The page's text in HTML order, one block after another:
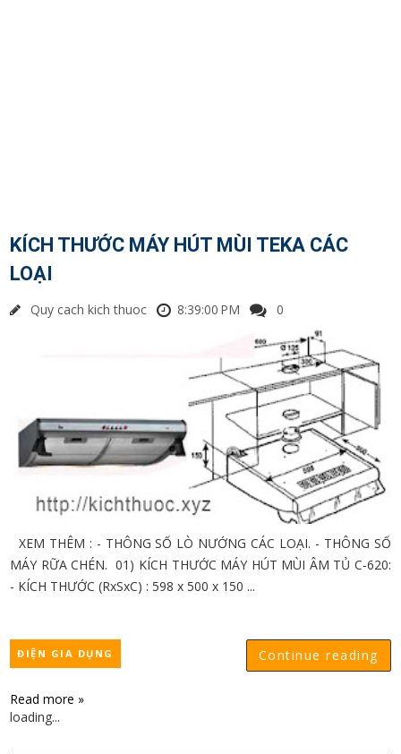
KÍCH THƯỚC MÁY HÚT MÙI TEKA CÁC
LOẠI
Quy cach kich thuoc 8:39:00 PM 0
XEM THÊM : - THÔNG SỐ LÒ NƯỚNG CÁC LOẠI. - THÔNG SỐ
MÁY RỮA CHÉN. 01) KÍCH THƯỚC MÁY HÚT MÙI ÂM TỦ C-620:
- KÍCH THƯỚC (RxSxC) : 598 x 500 x 150 ...
Continue reading
ĐIỆN GIA DỤNG
Read more »
loading...